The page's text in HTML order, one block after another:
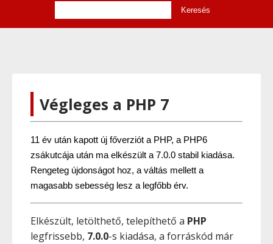
Végleges a PHP 7
11 év után kapott új főverziót a PHP, a PHP6
zsákutcája után ma elkészült a 7.0.0 stabil kiadása.
Rengeteg újdonságot hoz, a váltás mellett a
magasabb sebesség lesz a legfőbb érv.
Elkészült, letölthető, telepíthető a PHP
legfrissebb, 7.0.0-s kiadása, a forráskód már